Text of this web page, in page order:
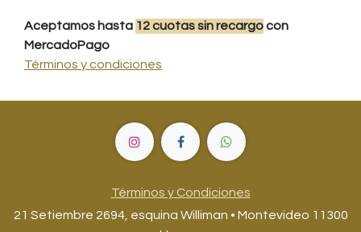
Aceptamos hasta 12cuotassin recargocon
MercadoPago
Términos y condiciones
Términos y Condiciones
21 Setiembre 2694, esquina Williman • Montevideo 11300